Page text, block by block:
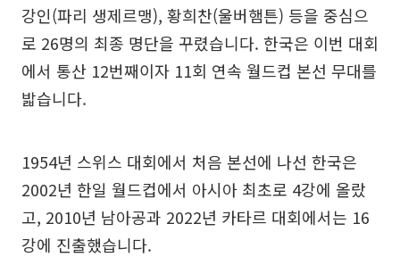
강인(파리 생제르맹), 황희찬(울버햄튼) 등을 중심으
로 26명의 최종 명단을 꾸렸습니다. 한국은 이번 대회
에서 통산 12번째이자 11회 연속 월드컵 본선 무대를
밟습니다.
1954년 스위스 대회에서 처음 본선에 나선 한국은
2002년 한일 월드컵에서 아시아 최초로 4강에 올랐
고, 2010년 남아공과 2022년 카타르 대회에서는 16
강에 진출했습니다.